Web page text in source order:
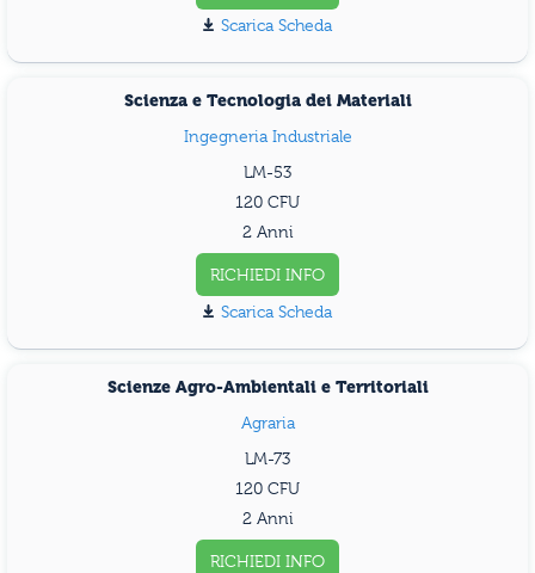
Scarica Scheda
Scienza e Tecnologia dei Materiali
Ingegneria Industriale
LM-53
120
2 Anni
RICHIEDI INFO
Scarica Scheda
Scienze Agro-Ambientali e Territoriali
Agraria
LM-73
120
2 Anni
RICHIEDI INFO